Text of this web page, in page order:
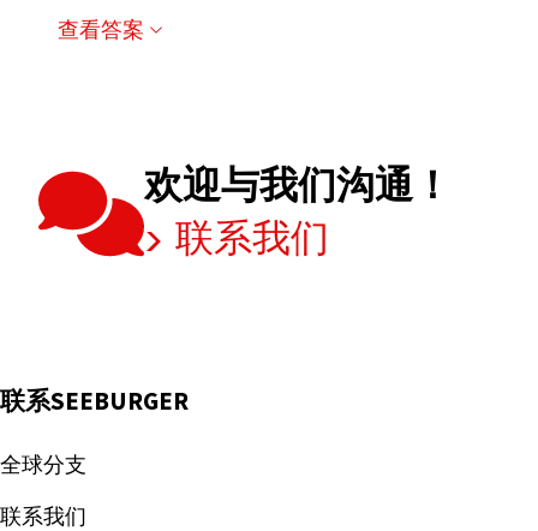
EN16931 的代码清单及验证规则会定期更新，以
查看答案
欢迎与我们沟通！
联系我们
联系SEEBURGER
全球分支
联系我们